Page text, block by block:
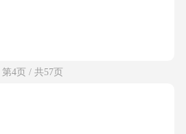
第4页 / 共57页